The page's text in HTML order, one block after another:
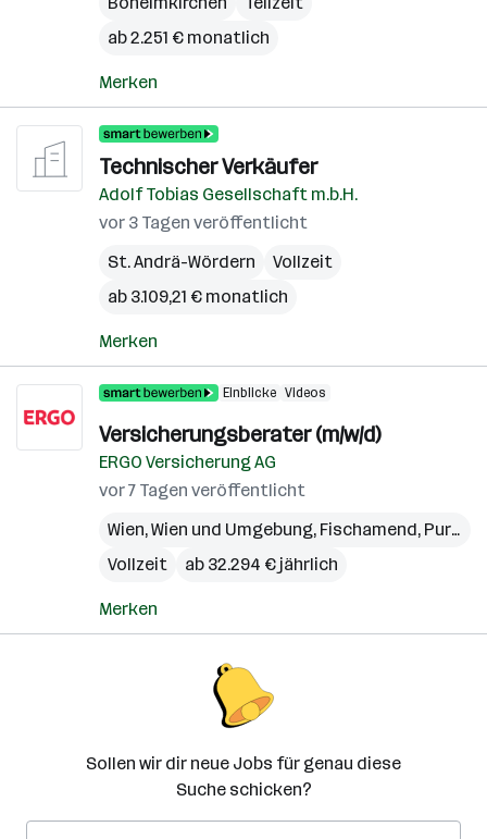
ab 2.251 € monatlich
Merken
Technischer Verkäufer
Adolf Tobias Gesellschaft m.b.H.
vor 3 Tagen veröffentlicht
St. Andrä-Wördern
Vollzeit
ab 3.109,21 € monatlich
Merken
Einblicke Videos
Versicherungsberater (m/w/d)
ERGO Versicherung AG
vor 7 Tagen veröffentlicht
Wien,Wien und Umgebung, Fischamend, Purkersdorf
Vollzeit
ab 32.294 € jährlich
Merken
Sollen wir dir neue Jobs für genau diese
Suche schicken?